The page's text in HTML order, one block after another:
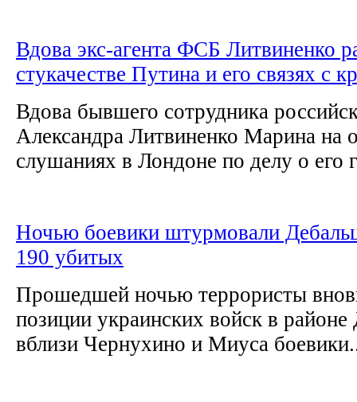
Вдова экс-агента ФСБ Литвиненко
стукачестве Путина и его связях с
Вдова бывшего сотрудника
Александра Литвиненко Марина на
слушаниях в Лондоне по делу о его
Ночью боевики штурмовали
190 убитых
Прошедшей ночью террористы
позиции украинских войск в районе
вблизи Чернухино и Миуса